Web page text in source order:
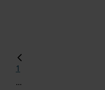
1
...